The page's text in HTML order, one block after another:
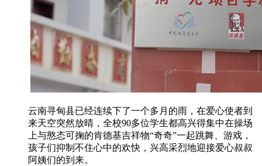
云南寻甸县已经连续下了一个多月的雨，在爱心使者到
来天空突然放晴，全校90多位学生都高兴得集中在操场
上与憨态可掬的肯德基吉祥物“奇奇”一起跳舞、游戏，
孩子们抑制不住心中的欢快，兴高采烈地迎接爱心叔叔
阿姨们的到来。